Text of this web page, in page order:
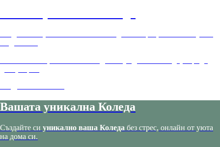
Вашата уникална Коледа
Създайте си уникално ваша Коледа без стрес, онлайн от уюта
на дома си.